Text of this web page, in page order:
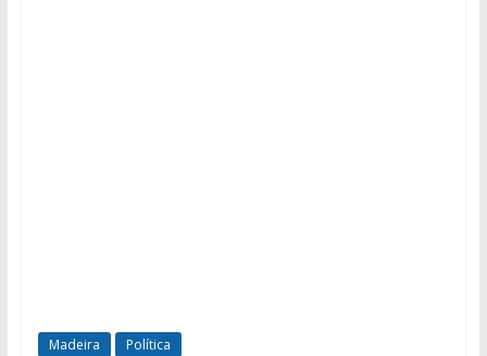
Madeira Política